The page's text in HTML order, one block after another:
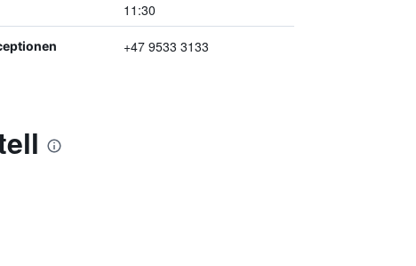
11:30
+47 9533 3133